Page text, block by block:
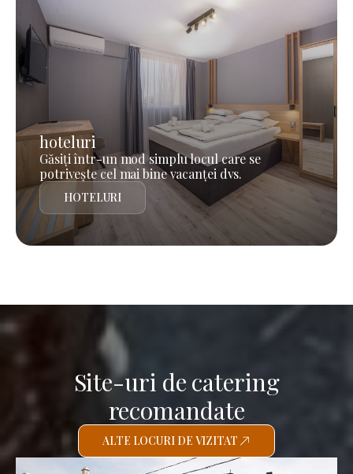
hoteluri
Găsiți într-un mod simplu locul care se
potrivește cel mai bine vacanței dvs.
HOTELURI
Site-uri de catering
recomandate
ALTE LOCURI DE VIZITAT